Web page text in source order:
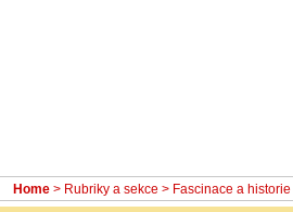
Home > Rubriky a sekce > Fascinace a historie